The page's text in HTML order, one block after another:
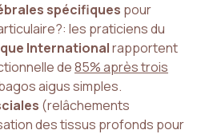
spécifiques pour
les praticiens du
Internationalrapportent
de85% après trois
aigus simples.
(relâchements
des tissus profonds pour